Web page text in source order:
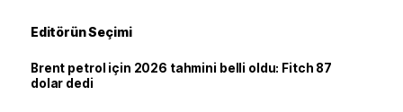
Editörün Seçimi
Brent petrol için 2026 tahmini belli oldu: Fitch 87
dolar dedi